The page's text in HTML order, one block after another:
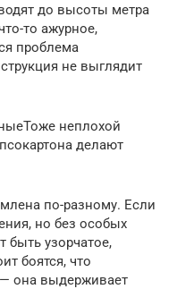
до высоты метра
то ажурное,
проблема
не выглядит
неплохой
делают
по-разному. Если
но без особых
быть узорчатое,
боятся, что
— она выдерживает